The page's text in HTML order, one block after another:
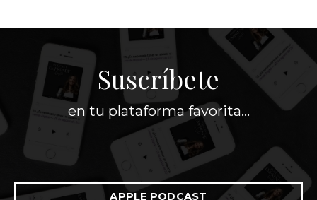
Suscríbete
en tu plataforma favorita...
APPLE PODCAST